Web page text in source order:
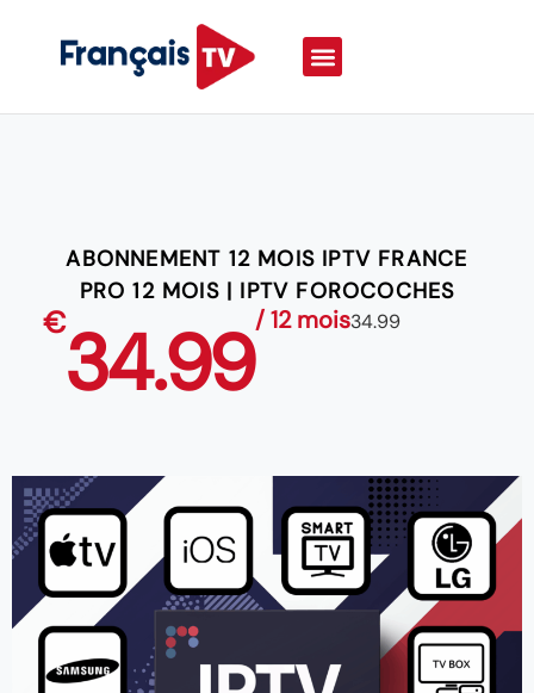
ABONNEMENT 12 MOIS IPTV FRANCE
PRO 12 MOIS | IPTV FOROCOCHES
€34.99/ 12 mois34.99